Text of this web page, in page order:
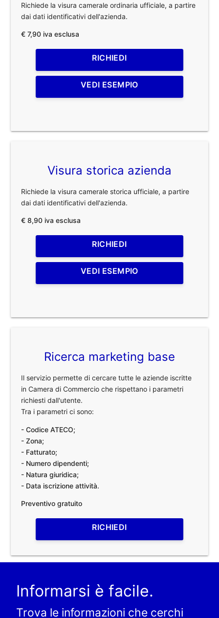
Richiede la visura camerale ordinaria ufficiale, a partire
dai dati identificativi dell'azienda.
€ 7,90 iva esclusa
RICHIEDI
VEDI ESEMPIO
Visura storica azienda
Richiede la visura camerale storica ufficiale, a partire
dai dati identificativi dell'azienda.
€ 8,90 iva esclusa
RICHIEDI
VEDI ESEMPIO
Ricerca marketing base
Il servizio permette di cercare tutte le aziende iscritte
in Camera di Commercio che rispettano i parametri
richiesti dall'utente.
Tra i parametri ci sono:
- Codice ATECO;
- Zona;
- Fatturato;
- Numero dipendenti;
- Natura giuridica;
- Data iscrizione attività.
Preventivo gratuito
RICHIEDI
Informarsi è facile.
Trova le informazioni che cerchi